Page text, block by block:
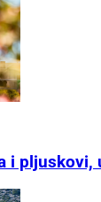
i pljuskovi,